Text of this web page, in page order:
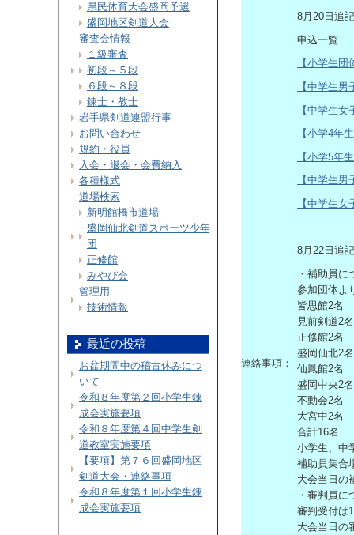
連絡事項：
8月20日追記
申込一覧
【小学生団
【中学生男
【中学生女
【小学4年
【小学5年
【中学生男
【中学生女
8月22日追記
・補助員に
参加団体よ
皆思館2名
見前剣道2名
正修館2名
盛岡仙北2名
仙鳳館2名
盛岡中央2名
不動会2名
大宮中2名
合計16名
小学生、中
補助員集合
大会当日の
・審判員に
審判受付は
大会当日の
県民体育大会盛岡予選
盛岡地区剣道大会
審査会情報
１級審査
初段～５段
６段～８段
錬士・教士
岩手県剣道連盟行事
お問い合わせ
規約・役員
入会・退会・会費納入
各種様式
道場検索
新明館橋市道場
盛岡仙北剣道スポーツ少年
団
正修館
みやび会
管理用
技術情報
最近の投稿
お盆期間中の稽古休みにつ
いて
令和８年度第２回小学生錬
成会実施要項
令和８年度第４回中学生剣
道教室実施要項
【要項】第７６回盛岡地区
剣道大会・連絡事項
令和８年度第１回小学生錬
成会実施要項